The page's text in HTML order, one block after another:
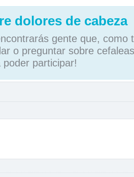
dolores de cabeza
gente que, como
o preguntar sobre
participar!